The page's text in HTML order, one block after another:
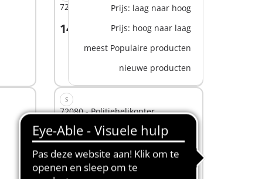
Prijs: laag naar hoog
Prijs: hoog naar laag
meest Populaire producten
nieuwe producten
72078 - Politieduiker met schat
14,99 €
In winkelwagen
S
72080 - Politiehelikopter
19,99 €
beschikbaar